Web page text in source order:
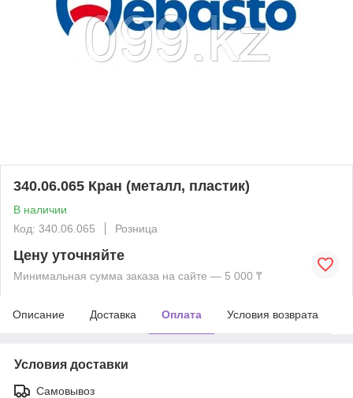
340.06.065 Кран (металл, пластик)
В наличии
Код: 340.06.065
Розница
Цену уточняйте
Минимальная сумма заказа на сайте — 5 000 ₸
Описание Доставка Оплата Условия возврата
Условия доставки
Самовывоз